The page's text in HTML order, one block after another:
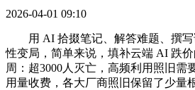
2026-04-01 09:10
用 AI 拾掇笔记、解答难题、撰写
性变局，简单来说，填补云端 AI 跌
周：超3000人灭亡，高频利用照旧需
用量收费，各大厂商照旧保留了少量